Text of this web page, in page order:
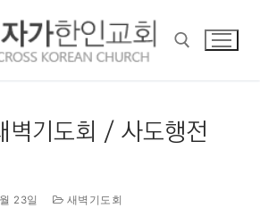
기도회 / 사도행전
23일 새벽기도회